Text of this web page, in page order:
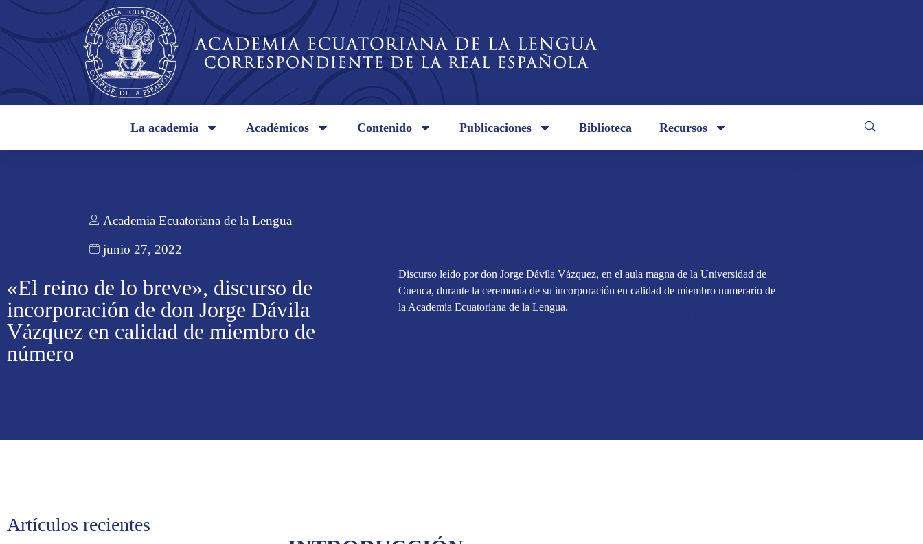
La academia Académicos Contenido Publicaciones Biblioteca Recursos
Academia Ecuatoriana de la Lengua
junio 27, 2022
«El reino de lo breve», discurso de
incorporación de don Jorge Dávila
Vázquez en calidad de miembro de
número
Discurso leído por don Jorge Dávila Vázquez, en el aula magna de la Universidad de
Cuenca, durante la ceremonia de su incorporación en calidad de miembro numerario de
la Academia Ecuatoriana de la Lengua.
Artículos recientes